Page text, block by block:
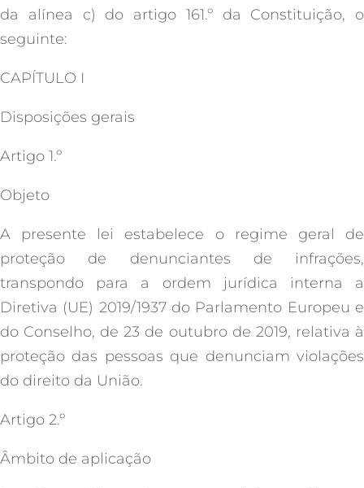
da alínea c) do artigo 161.º da Constituição, o
seguinte:
CAPÍTULO I
Disposições gerais
Artigo 1.º
Objeto
A presente lei estabelece o regime geral de
proteção de denunciantes de infrações,
transpondo para a ordem jurídica interna a
Diretiva (UE) 2019/1937 do Parlamento Europeu e
do Conselho, de 23 de outubro de 2019, relativa à
proteção das pessoas que denunciam violações
do direito da União.
Artigo 2.º
Âmbito de aplicação